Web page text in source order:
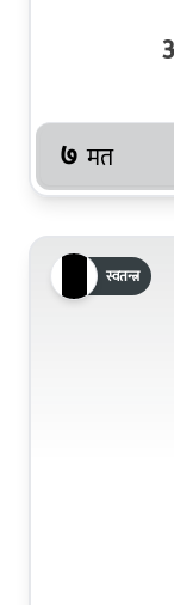
७ मत
स्वतन्त्र